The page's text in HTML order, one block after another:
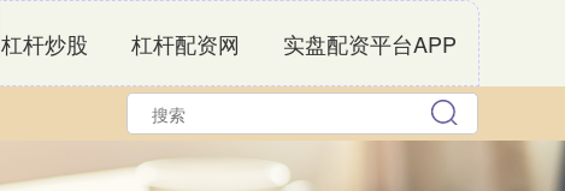
杠杆炒股 杠杆配资网 实盘配资平台APP